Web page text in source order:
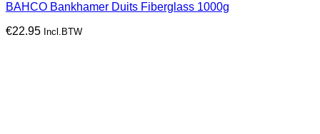
BAHCO Bankhamer Duits Fiberglass 1000g
€22.95 Incl.BTW